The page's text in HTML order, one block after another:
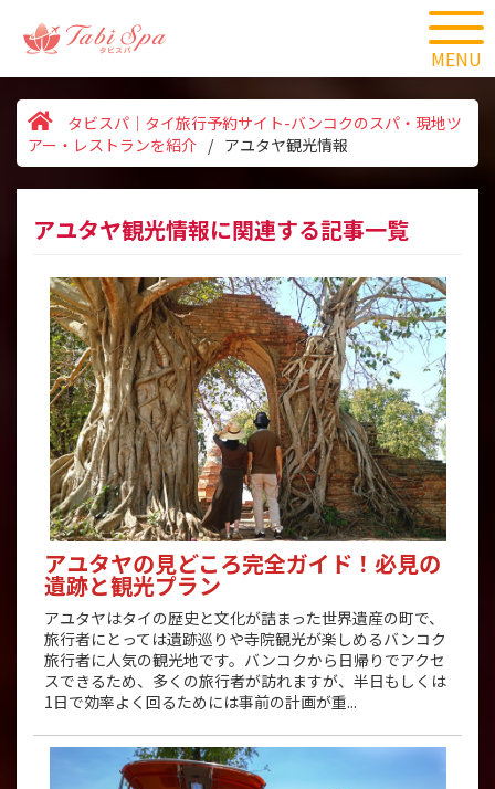
MENU
タビスパ｜タイ旅行予約サイト-バンコクのスパ・現地ツ
アー・レストランを紹介 / アユタヤ観光情報
アユタヤ観光情報に関連する記事一覧
アユタヤの見どころ完全ガイド！必見の
遺跡と観光プラン
アユタヤはタイの歴史と文化が詰まった世界遺産の町で、
旅行者にとっては遺跡巡りや寺院観光が楽しめるバンコク
旅行者に人気の観光地です。バンコクから日帰りでアクセ
スできるため、多くの旅行者が訪れますが、半日もしくは
1日で効率よく回るためには事前の計画が重...